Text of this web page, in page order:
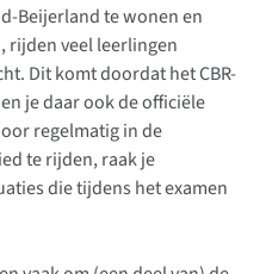
Beijerland te wonen en
rijden veel leerlingen
Dit komt doordat het CBR-
je daar ook de officiële
regelmatig in de
te rijden, raak je
die tijdens het examen